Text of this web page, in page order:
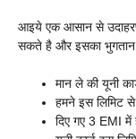
आइये एक आसान से
सकते है और इसका भुगतान
मान ले की यूनी
हमने इस लिमिट
दिए गए 3 EMI